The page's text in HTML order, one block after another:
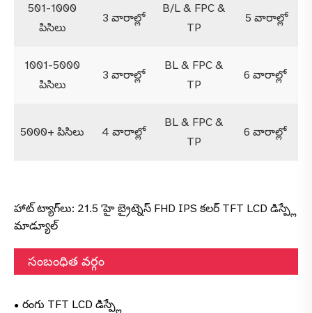
501-1000
పిసిలు
3 వారాల్లో
B/L & FPC &
TP
5 వారాల్లో
1001-5000
పిసిలు
3 వారాల్లో
BL & FPC &
TP
6 వారాల్లో
5000+ పిసిలు 4 వారాల్లో
BL & FPC &
TP
6 వారాల్లో
హాట్ ట్యాగ్‌లు: 21.5 'హై బ్రైట్నెస్ FHD IPS కలర్ TFT LCD డిస్ప్లే
మాడ్యూల్
సంబంధిత వర్గం
రంగు TFT LCD డిస్ప్లే